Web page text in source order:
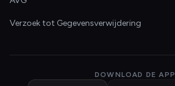
Verzoek tot Gegevensverwijdering
DOWNLOAD DE APP